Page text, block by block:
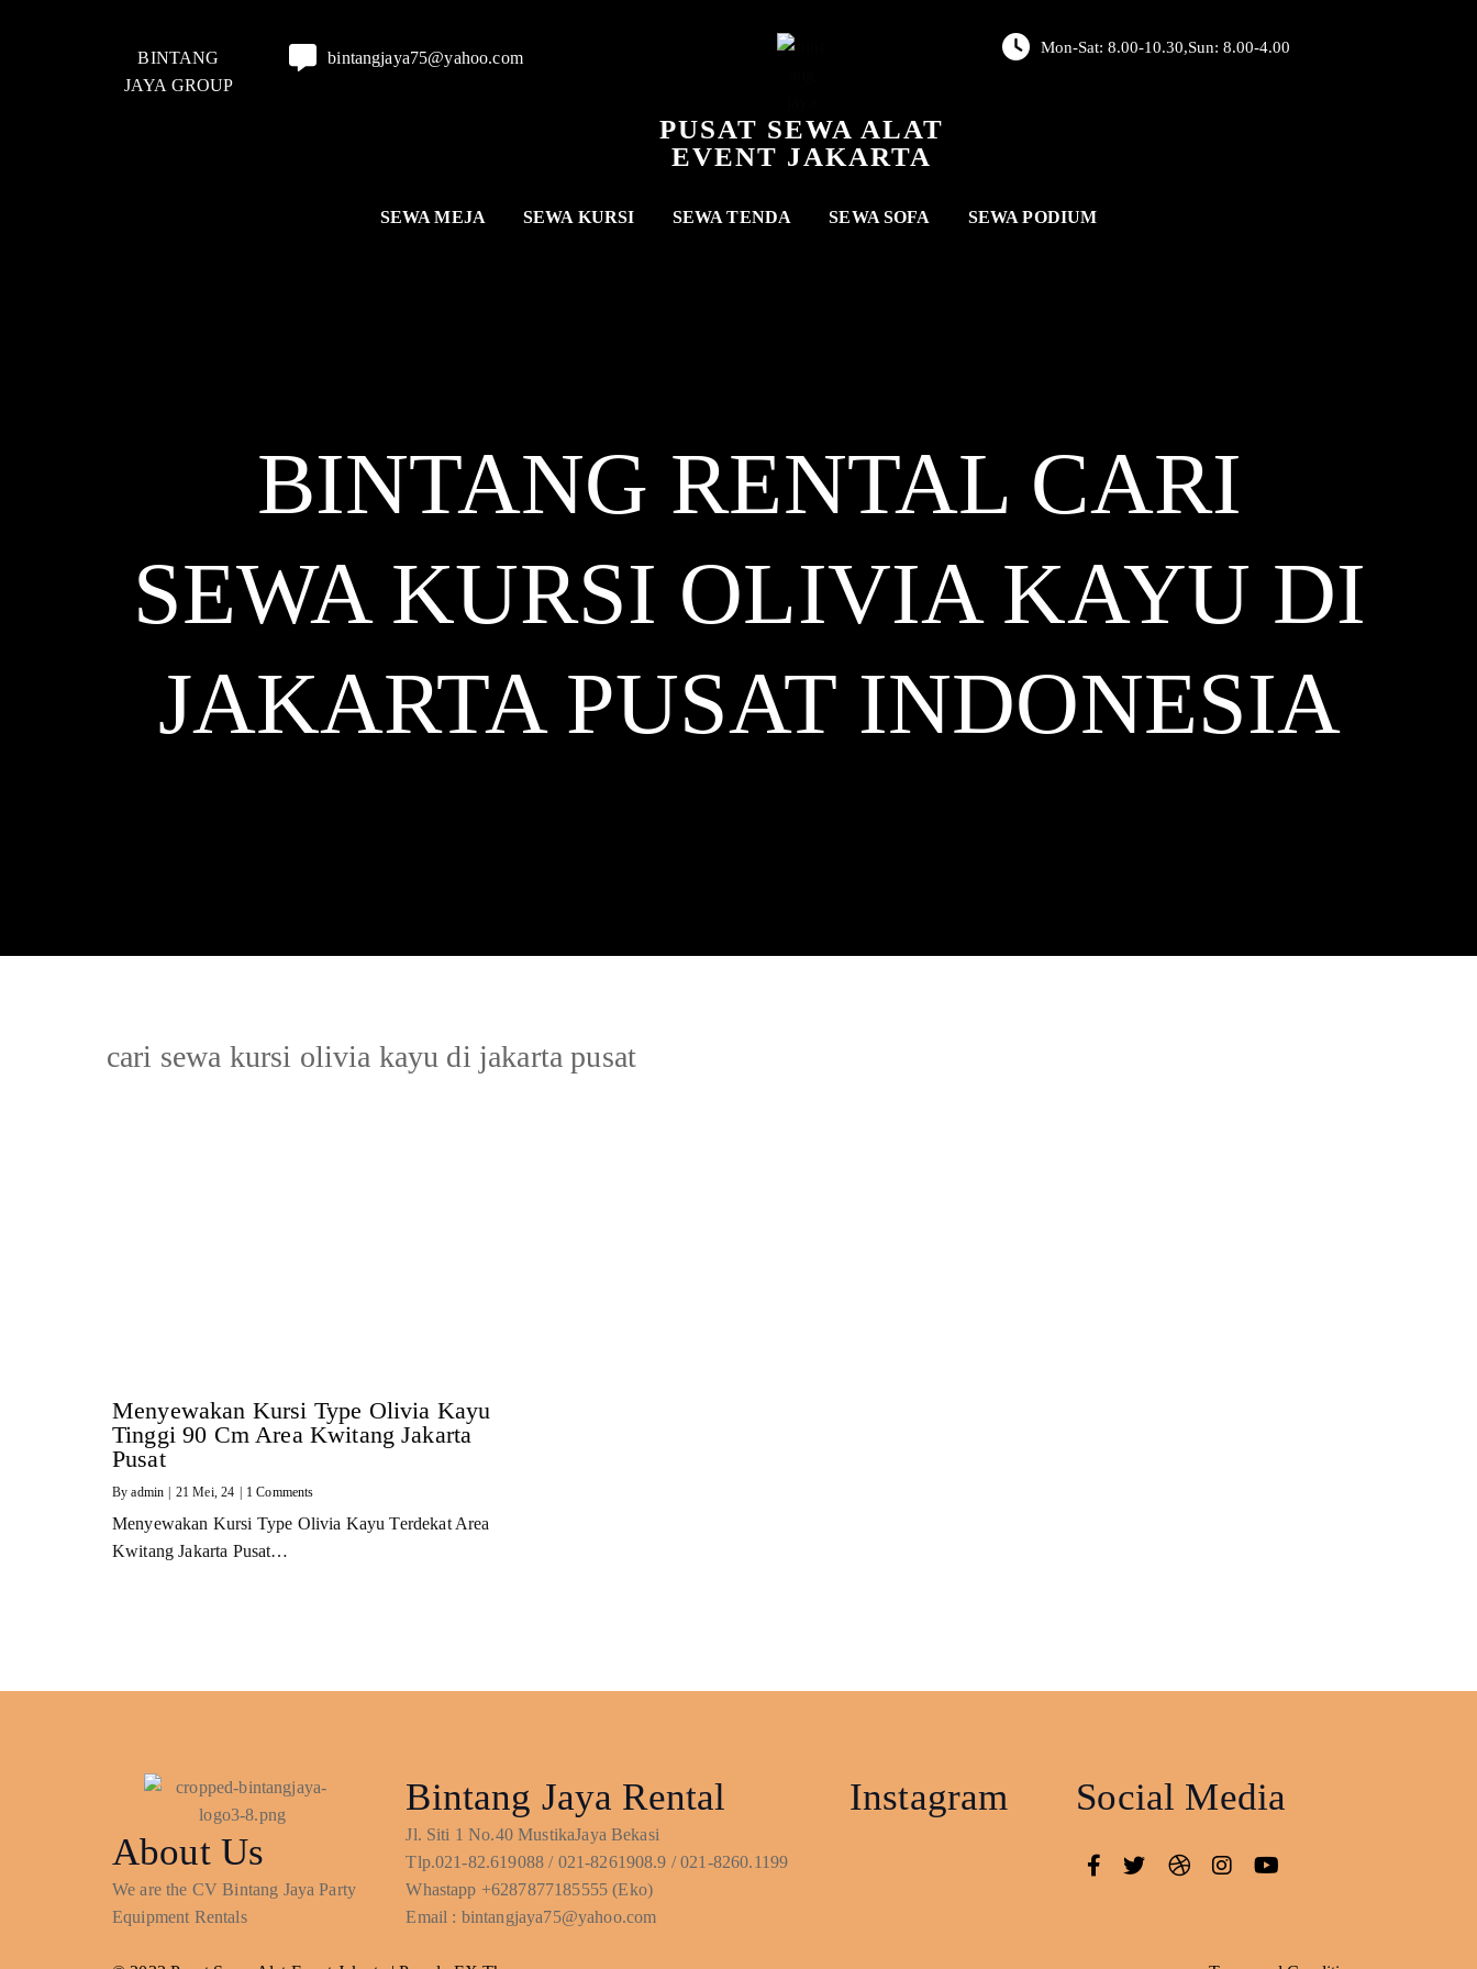
BINTANG
JAYA GROUP
bintangjaya75@yahoo.com
PUSAT SEWA ALAT
EVENT JAKARTA
Mon-Sat: 8.00-10.30,Sun: 8.00-4.00
SEWA MEJA SEWA KURSI SEWA TENDA SEWA SOFA SEWA PODIUM
BINTANG RENTAL CARI
SEWA KURSI OLIVIA KAYU DI
JAKARTA PUSATINDONESIA
cari sewa kursi olivia kayu di jakarta pusat
Menyewakan Kursi Type Olivia Kayu
Tinggi 90 Cm Area Kwitang Jakarta
Pusat
Byadmin 21 Mei, 24 1 Comments
Menyewakan Kursi Type Olivia Kayu Terdekat Area
Kwitang Jakarta Pusat…
About Us
We are the CV Bintang Jaya Party
Equipment Rentals
Bintang Jaya Rental
Jl. Siti 1 No.40 MustikaJaya Bekasi
Tlp.021-82.619088 / 021-8261908.9 / 021-8260.1199
Whastapp +6287877185555 (Eko)
Email : bintangjaya75@yahoo.com
Instagram Social Media